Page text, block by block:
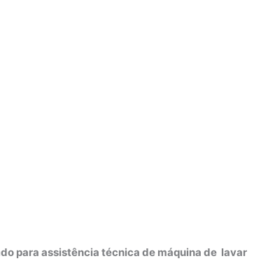
para assistência técnica de máquina de lavar